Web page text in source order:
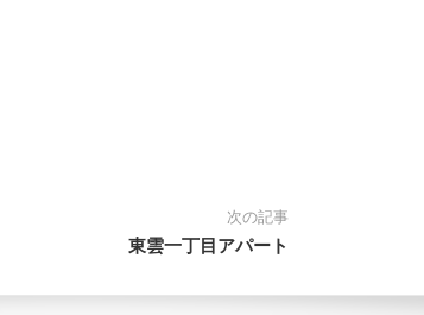
次の記事
東雲一丁目アパート